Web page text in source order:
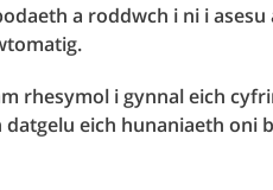
a roddwch i ni i
rhesymol i gynnal eich
eich hunaniaeth oni